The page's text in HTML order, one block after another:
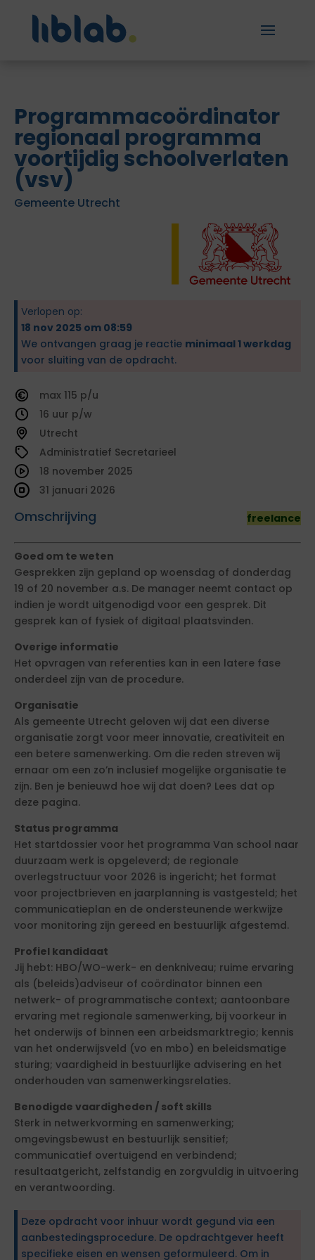
Programmacoördinator
regionaal programma
voortijdig schoolverlaten
(vsv)
Gemeente Utrecht
Verlopen op:
18 nov 2025 om 08:59
We ontvangen graag je reactie minimaal 1 werkdag
voor sluiting van de opdracht.
115
16
Utrecht
Administratief Secretarieel
Omschrijving freelance
18 november 2025
31 januari 2026
Goed om te weten
Gesprekken zijn gepland op woensdag of donderdag
19 of 20 november a.s. De manager neemt contact op
indien je wordt uitgenodigd voor een gesprek. Dit
gesprek kan of fysiek of digitaal plaatsvinden.
Overige informatie
Het opvragen van referenties kan in een latere fase
onderdeel zijn van de procedure.
Organisatie
Als gemeente Utrecht geloven wij dat een diverse
organisatie zorgt voor meer innovatie, creativiteit en
een betere samenwerking. Om die reden streven wij
ernaar om een zo’n inclusief mogelijke organisatie te
zijn. Ben je benieuwd hoe wij dat doen? Lees dat op
deze pagina.
Status programma
Het startdossier voor het programma Van school naar
duurzaam werk is opgeleverd; de regionale
overlegstructuur voor 2026 is ingericht; het format
voor projectbrieven en jaarplanning is vastgesteld; het
communicatieplan en de ondersteunende werkwijze
voor monitoring zijn gereed en bestuurlijk afgestemd.
Profiel kandidaat
Jij hebt: HBO/WO-werk- en denkniveau; ruime ervaring
als (beleids)adviseur of coördinator binnen een
netwerk- of programmatische context; aantoonbare
ervaring met regionale samenwerking, bij voorkeur in
het onderwijs of binnen een arbeidsmarktregio; kennis
van het onderwijsveld (vo en mbo) en beleidsmatige
sturing; vaardigheid in bestuurlijke advisering en het
onderhouden van samenwerkingsrelaties.
Benodigde vaardigheden / soft skills
Sterk in netwerkvorming en samenwerking;
omgevingsbewust en bestuurlijk sensitief;
communicatief overtuigend en verbindend;
resultaatgericht, zelfstandig en zorgvuldig in uitvoering
en verantwoording.
Deze opdracht voor inhuur wordt gegund via een
aanbestedingsprocedure. De opdrachtgever heeft
specifieke eisen en wensen geformuleerd. Om in